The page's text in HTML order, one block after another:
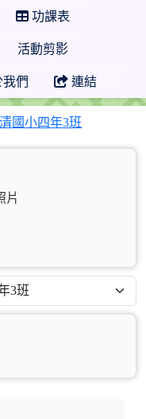
功課表
活動剪影
我們 連結
片